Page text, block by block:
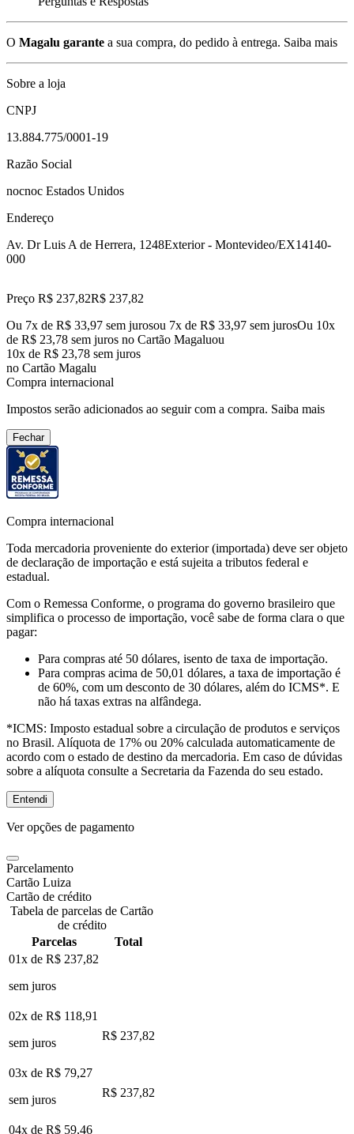
O Magalu garante a sua compra, do pedido à entrega. Saiba mais
Sobre a loja
CNPJ
13.884.775/0001-19
Razão Social
nocnoc Estados Unidos
Endereço
Av. Dr Luis A de Herrera, 1248Exterior - Montevideo/EX14140-
000
Preço R$ 237,82R$ 237,82
Ou 7x de R$ 33,97 sem jurosou 7x de R$ 33,97 sem jurosOu 10x
de R$ 23,78 sem juros no Cartão Magaluou
10x de R$ 23,78 sem juros
no Cartão Magalu
Compra internacional
Impostos serão adicionados ao seguir com a compra. Saiba mais
Fechar
Compra internacional
Toda mercadoria proveniente do exterior (importada) deve ser objeto
de declaração de importação e está sujeita a tributos federal e
estadual.
Com o Remessa Conforme, o programa do governo brasileiro que
simplifica o processo de importação, você sabe de forma clara o que
pagar:
Para compras até 50 dólares, isento de taxa de importação.
Para compras acima de 50,01 dólares, a taxa de importação é
de 60%, com um desconto de 30 dólares, além do ICMS*. E
não há taxas extras na alfândega.
*ICMS: Imposto estadual sobre a circulação de produtos e serviços
no Brasil. Alíquota de 17% ou 20% calculada automaticamente de
acordo com o estado de destino da mercadoria. Em caso de dúvidas
sobre a alíquota consulte a Secretaria da Fazenda do seu estado.
Entendi
Ver opções de pagamento
Parcelamento
Cartão Luiza
Cartão de crédito
Tabela de parcelas de Cartão
de crédito
Parcelas
Total
01x de R$ 237,82
sem juros
02x de R$ 118,91
sem juros
R$ 237,82
03x de R$ 79,27
sem juros
R$ 237,82
04x de R$ 59,46